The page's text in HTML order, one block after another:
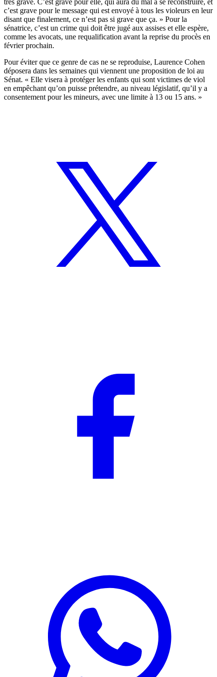
très grave. C’est grave pour elle, qui aura du mal à se reconstruire, et
c’est grave pour le message qui est envoyé à tous les violeurs en leur
disant que finalement, ce n’est pas si grave que ça. » Pour la
sénatrice, c’est un crime qui doit être jugé aux assises et elle espère,
comme les avocats, une requalification avant la reprise du procès en
février prochain.
Pour éviter que ce genre de cas ne se reproduise, Laurence Cohen
déposera dans les semaines qui viennent une proposition de loi au
Sénat. « Elle visera à protéger les enfants qui sont victimes de viol
en empêchant qu’on puisse prétendre, au niveau législatif, qu’il y a
consentement pour les mineurs, avec une limite à 13 ou 15 ans. »